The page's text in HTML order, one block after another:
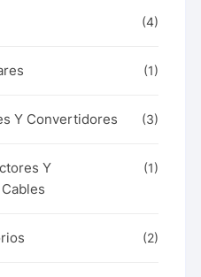
(4)
(1)
Y Convertidores (3)
Y
(1)
(2)